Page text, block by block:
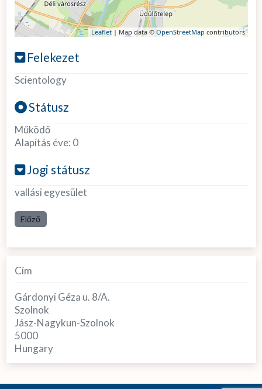
Leaflet| Map data © OpenStreetMap contributors
Felekezet
Scientology
Státusz
Működő
Alapítás éve: 0
Jogi státusz
vallási egyesület
Előző
Cím
Gárdonyi Géza u. 8/A.
Szolnok
Jász-Nagykun-Szolnok
5000
Hungary